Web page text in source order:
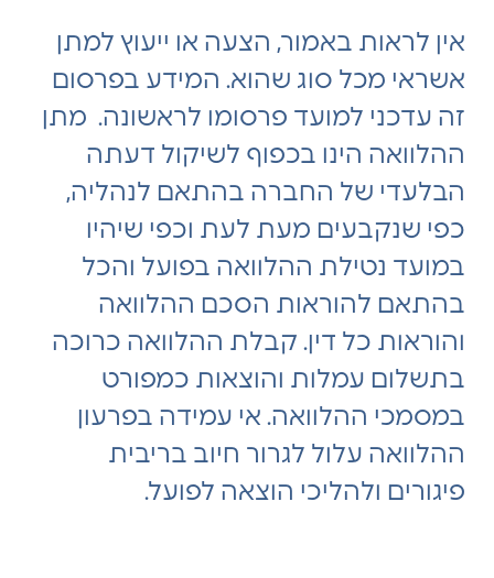
אין לראות באמור, הצעה או ייעוץ למתן
אשראי מכל סוג שהוא. המידע בפרסום
זה עדכני למועד פרסומו לראשונה. מתן
ההלוואה הינו בכפוף לשיקול דעתה
הבלעדי של החברה בהתאם לנהליה,
כפי שנקבעים מעת לעת וכפי שיהיו
במועד נטילת ההלוואה בפועל והכל
בהתאם להוראות הסכם ההלוואה
והוראות כל דין. קבלת ההלוואה כרוכה
בתשלום עמלות והוצאות כמפורט
במסמכי ההלוואה. אי עמידה בפרעון
ההלוואה עלול לגרור חיוב בריבית
פיגורים ולהליכי הוצאה לפועל.